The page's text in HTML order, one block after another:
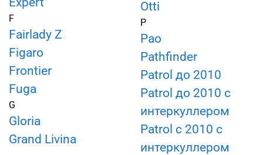
F
Fairlady Z
Figaro
Frontier
Fuga
G
Gloria
Grand Livina
Otti
P
Pao
Pathfinder
Patrol до 2010
Patrol до 2010 с
интеркуллером
Patrol с 2010 с
интеркуллером